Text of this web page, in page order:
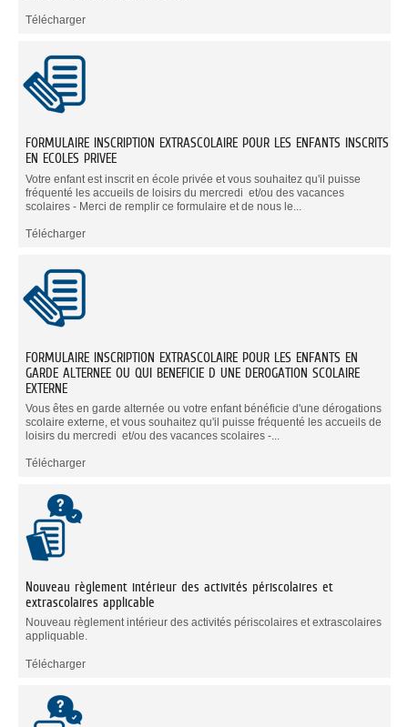
Télécharger
FORMULAIRE INSCRIPTION EXTRASCOLAIRE POUR LES ENFANTS INSCRITS
EN ECOLES PRIVEE
Votre enfant est inscrit en école privée et vous souhaitez qu'il puisse
fréquenté les accueils de loisirs du mercredi et/ou des vacances
scolaires - Merci de remplir ce formulaire et de nous le...
Télécharger
FORMULAIRE INSCRIPTION EXTRASCOLAIRE POUR LES ENFANTS EN
GARDE ALTERNEE OU QUI BENEFICIE D UNE DEROGATION SCOLAIRE
EXTERNE
Vous êtes en garde alternée ou votre enfant bénéficie d'une dérogations
scolaire externe, et vous souhaitez qu'il puisse fréquenté les accueils de
loisirs du mercredi et/ou des vacances scolaires -...
Télécharger
Nouveau règlement intérieur des activités périscolaires et
extrascolaires applicable
Nouveau règlement intérieur des activités périscolaires et extrascolaires
appliquable.
Télécharger